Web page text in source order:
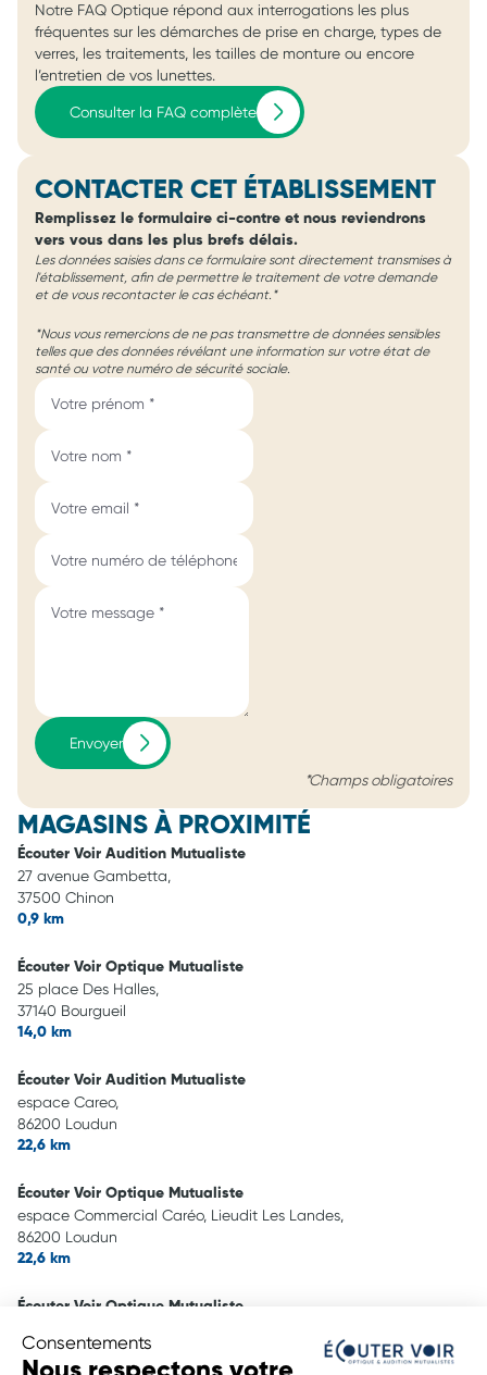
Consentements
Notre FAQ Optique répond aux interrogations les plus
fréquentes sur les démarches de prise en charge, types de
verres, les traitements, les tailles de monture ou encore
l’entretien de vos lunettes.
Consulter la FAQ complète
CONTACTER CET ÉTABLISSEMENT
Remplissez le formulaire ci-contre et nous reviendrons
vers vous dans les plus brefs délais.
Les données saisies dans ce formulaire sont directement transmises à
l'établissement, afin de permettre le traitement de votre demande
et de vous recontacter le cas échéant.*
*Nous vous remercions de ne pas transmettre de données sensibles
telles que des données révélant une information sur votre état de
santé ou votre numéro de sécurité sociale.
Envoyer
*Champs obligatoires
MAGASINS À PROXIMITÉ
Écouter Voir Audition Mutualiste
27 avenue Gambetta,
37500 Chinon
0,9 km
Écouter Voir Optique Mutualiste
25 place Des Halles,
37140 Bourgueil
14,0 km
Écouter Voir Audition Mutualiste
espace Careo,
86200 Loudun
22,6 km
Écouter Voir Optique Mutualiste
espace Commercial Caréo, Lieudit Les Landes,
86200 Loudun
22,6 km
Écouter Voir Optique Mutualiste
49400 Saumur
26,2 km